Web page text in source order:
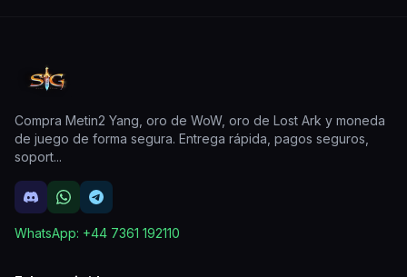
Compra Metin2 Yang, oro de WoW, oro de Lost Ark y moneda
de juego de forma segura. Entrega rápida, pagos seguros,
soport...
WhatsApp: +44 7361 192110